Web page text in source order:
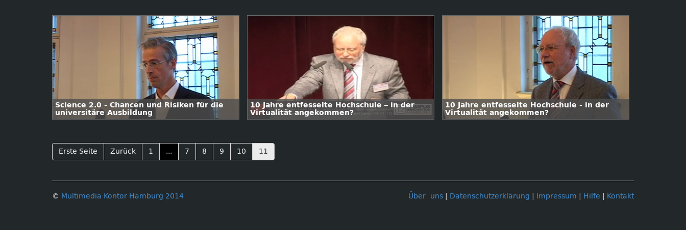
Science 2.0 - Chancen und Risiken für die
universitäre Ausbildung
10 Jahre entfesselte Hochschule – in der
Virtualität angekommen?
10 Jahre entfesselte Hochschule - in der
Virtualität angekommen?
Erste Seite Zurück 1 ... 7 8 9 10 11
Über uns Datenschutzerklärung Impressum Hilfe Kontakt
© Multimedia Kontor Hamburg 2014